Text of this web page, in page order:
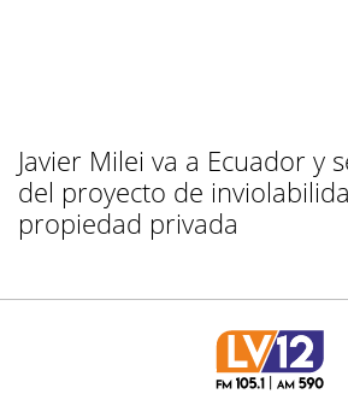
Javier Milei va a Ecuador y
del proyecto de
propiedad privada